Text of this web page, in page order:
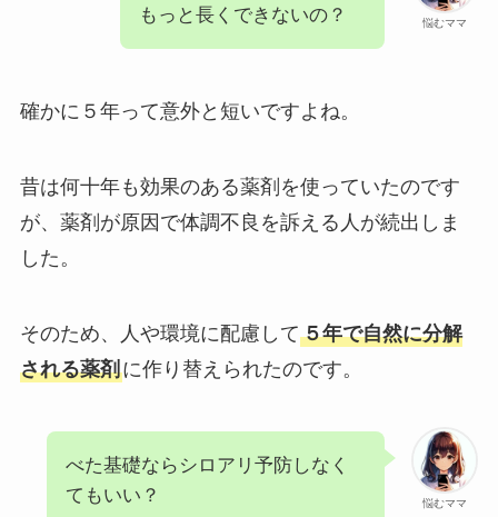
悩むママ
もっと長くできないの？
確かに５年って意外と短いですよね。
昔は何十年も効果のある薬剤を使っていたのです
が、薬剤が原因で体調不良を訴える人が続出しま
した。
そのため、人や環境に配慮して５年で自然に分解
される薬剤に作り替えられたのです。
悩むママ
べた基礎ならシロアリ予防しなく
てもいい？